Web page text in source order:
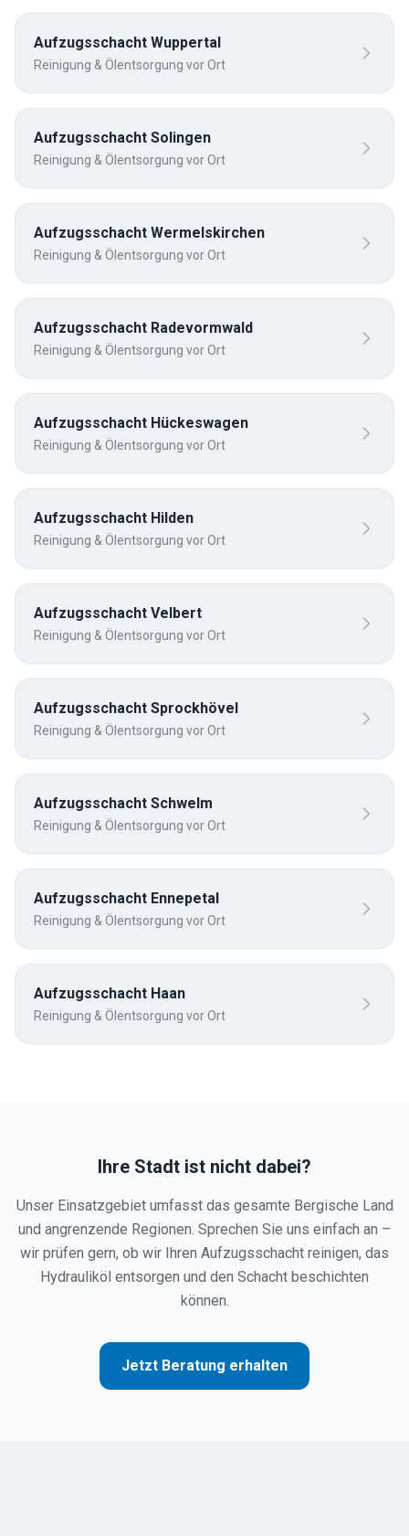
Aufzugsschacht Wuppertal
Reinigung & Ölentsorgung vor Ort
Aufzugsschacht Solingen
Reinigung & Ölentsorgung vor Ort
Aufzugsschacht Wermelskirchen
Reinigung & Ölentsorgung vor Ort
Aufzugsschacht Radevormwald
Reinigung & Ölentsorgung vor Ort
Aufzugsschacht Hückeswagen
Reinigung & Ölentsorgung vor Ort
Aufzugsschacht Hilden
Reinigung & Ölentsorgung vor Ort
Aufzugsschacht Velbert
Reinigung & Ölentsorgung vor Ort
Aufzugsschacht Sprockhövel
Reinigung & Ölentsorgung vor Ort
Aufzugsschacht Schwelm
Reinigung & Ölentsorgung vor Ort
Aufzugsschacht Ennepetal
Reinigung & Ölentsorgung vor Ort
Aufzugsschacht Haan
Reinigung & Ölentsorgung vor Ort
Ihre Stadt ist nicht dabei?
Unser Einsatzgebiet umfasst das gesamte Bergische Land
und angrenzende Regionen. Sprechen Sie uns einfach an –
wir prüfen gern, ob wir Ihren Aufzugsschacht reinigen, das
Hydrauliköl entsorgen und den Schacht beschichten
können.
Jetzt Beratung erhalten